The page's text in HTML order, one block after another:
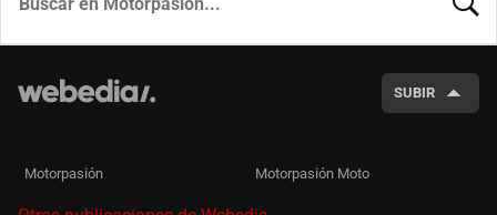
SUBIR
Motorpasión Motorpasión Moto